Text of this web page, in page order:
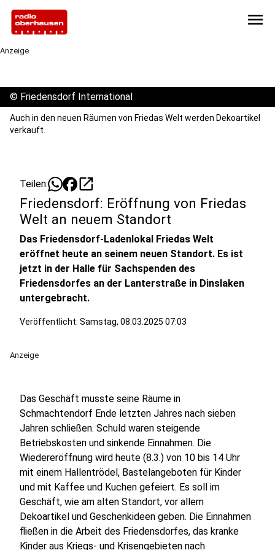
menu
Anzeige
© Friedensdorf International
Auch in den neuen Räumen von Friedas Welt werden Dekoartikel
verkauft.
Teilen: open_in_new
Friedensdorf: Eröffnung von Friedas
Welt an neuem Standort
Das Friedensdorf-Ladenlokal Friedas Welt
eröffnet heute an seinem neuen Standort. Es ist
jetzt in der Halle für Sachspenden des
Friedensdorfes an der Lanterstraße in Dinslaken
untergebracht.
Veröffentlicht: Samstag, 08.03.2025 07:03
Anzeige
Das Geschäft musste seine Räume in
Schmachtendorf Ende letzten Jahres nach sieben
Jahren schließen. Schuld waren steigende
Betriebskosten und sinkende Einnahmen. Die
Wiedereröffnung wird heute (8.3.) von 10 bis 14 Uhr
mit einem Hallentrödel, Bastelangeboten für Kinder
und mit Kaffee und Kuchen gefeiert. Es soll im
Geschäft, wie am alten Standort, vor allem
Dekoartikel und Geschenkideen geben. Die Einnahmen
fließen in die Arbeit des Friedensdorfes, das kranke
Kinder aus Kriegs- und Krisengebieten nach